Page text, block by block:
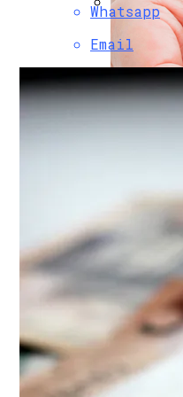
В
Как
249
Научное
Какие
Whatsapp
Email